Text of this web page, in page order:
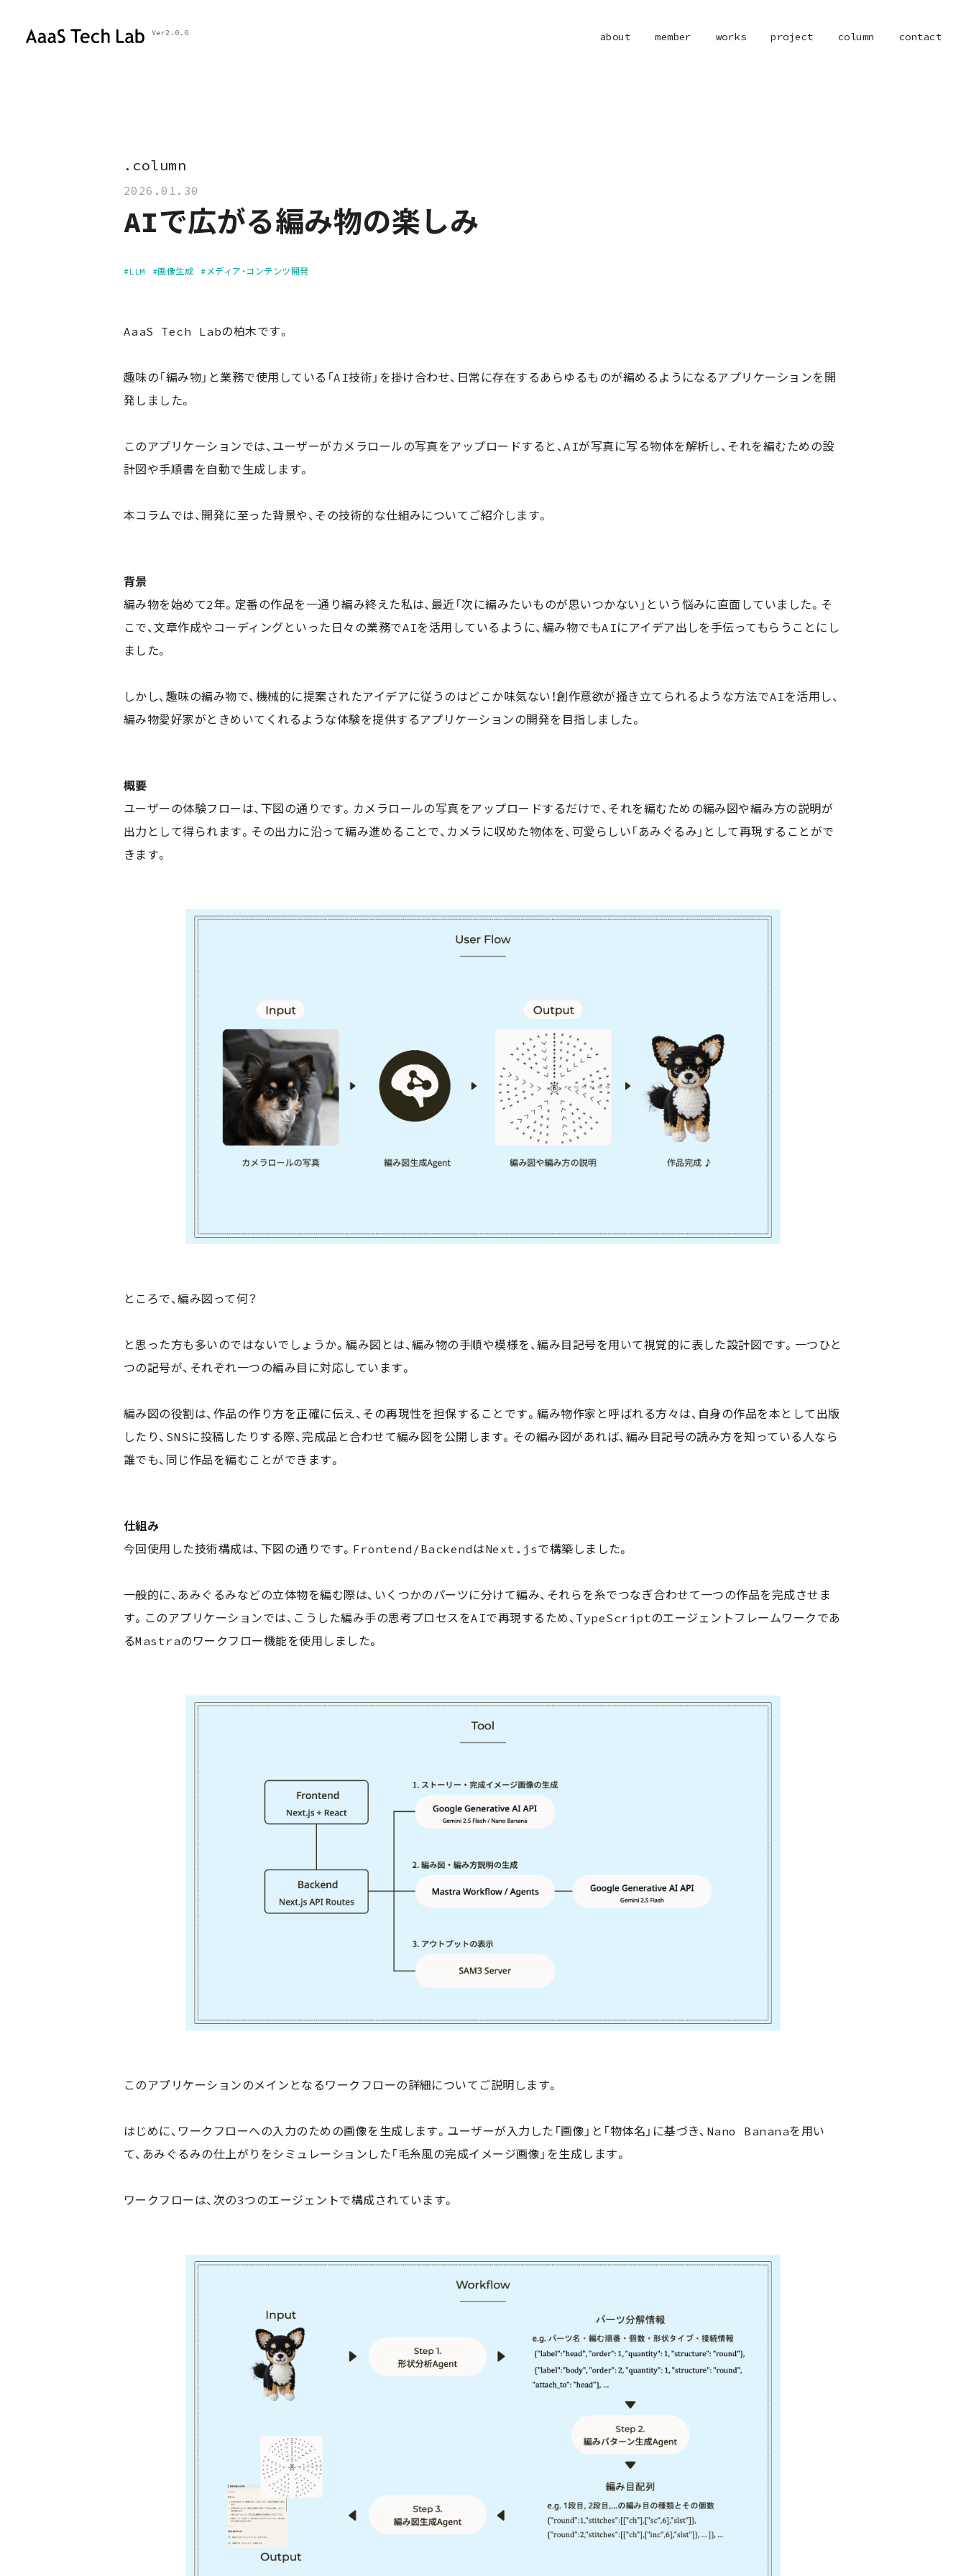
Ver2.0.0 about member works project column contact
. column
2026.01.30
AIで広がる編み物の楽しみ
#LLM #画像生成 #メディア・コンテンツ開発
AaaS Tech Labの柏木です。
趣味の「編み物」と業務で使用している「AI技術」を掛け合わせ、日常に存在するあらゆるものが編めるようになるアプリケーションを開
発しました。
このアプリケーションでは、ユーザーがカメラロールの写真をアップロードすると、AIが写真に写る物体を解析し、それを編むための設
計図や手順書を自動で生成します。
本コラムでは、開発に至った背景や、その技術的な仕組みについてご紹介します。
背景
編み物を始めて2年。定番の作品を一通り編み終えた私は、最近「次に編みたいものが思いつかない」という悩みに直面していました。そ
こで、文章作成やコーディングといった日々の業務でAIを活用しているように、編み物でもAIにアイデア出しを手伝ってもらうことにし
ました。
しかし、趣味の編み物で、機械的に提案されたアイデアに従うのはどこか味気ない！創作意欲が掻き立てられるような方法でAIを活用し、
編み物愛好家がときめいてくれるような体験を提供するアプリケーションの開発を目指しました。
概要
ユーザーの体験フローは、下図の通りです。カメラロールの写真をアップロードするだけで、それを編むための編み図や編み方の説明が
出力として得られます。その出力に沿って編み進めることで、カメラに収めた物体を、可愛らしい「あみぐるみ」として再現することがで
きます。
ところで、編み図って何？
と思った方も多いのではないでしょうか。編み図とは、編み物の手順や模様を、編み目記号を用いて視覚的に表した設計図です。一つひと
つの記号が、それぞれ一つの編み目に対応しています。
編み図の役割は、作品の作り方を正確に伝え、その再現性を担保することです。編み物作家と呼ばれる方々は、自身の作品を本として出版
したり、SNSに投稿したりする際、完成品と合わせて編み図を公開します。その編み図があれば、編み目記号の読み方を知っている人なら
誰でも、同じ作品を編むことができます。
仕組み
今回使用した技術構成は、下図の通りです。Frontend/BackendはNext.jsで構築しました。
一般的に、あみぐるみなどの立体物を編む際は、いくつかのパーツに分けて編み、それらを糸でつなぎ合わせて一つの作品を完成させま
す。このアプリケーションでは、こうした編み手の思考プロセスをAIで再現するため、TypeScriptのエージェントフレームワークであ
るMastraのワークフロー機能を使用しました。
このアプリケーションのメインとなるワークフローの詳細についてご説明します。
はじめに、ワークフローへの入力のための画像を生成します。ユーザーが入力した「画像」と「物体名」に基づき、Nano Bananaを用い
て、あみぐるみの仕上がりをシミュレーションした「毛糸風の完成イメージ画像」を生成します。
ワークフローは、次の3つのエージェントで構成されています。